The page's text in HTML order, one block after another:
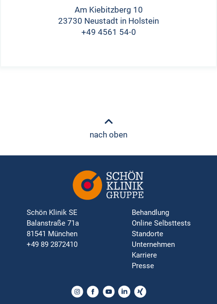
Am Kiebitzberg 10
23730 Neustadt in Holstein
+49 4561 54-0
nach oben
Schön Klinik SE
Balanstraße 71a
81541 München
+49 89 2872410
Behandlung
Online Selbsttests
Standorte
Unternehmen
Karriere
Presse